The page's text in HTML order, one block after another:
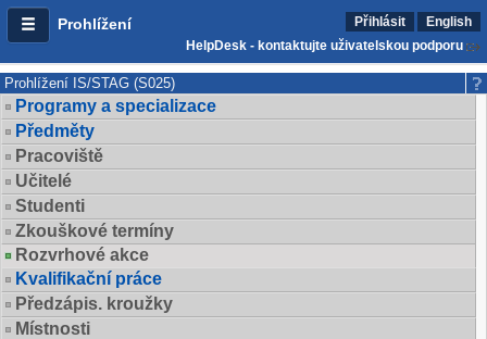
Prohlížení Přihlásit
English
HelpDesk - kontaktujte uživatelskou podporu
Prohlížení IS/STAG (S025)
Programy a specializace
Předměty
Pracoviště
Učitelé
Studenti
Zkouškové termíny
Rozvrhové akce
Kvalifikační práce
Předzápis. kroužky
Místnosti